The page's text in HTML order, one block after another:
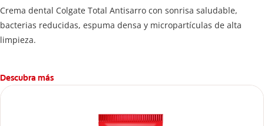
Crema dental Colgate Total Antisarro con sonrisa saludable,
bacterias reducidas, espuma densa y micropartículas de alta
limpieza.
Descubra más